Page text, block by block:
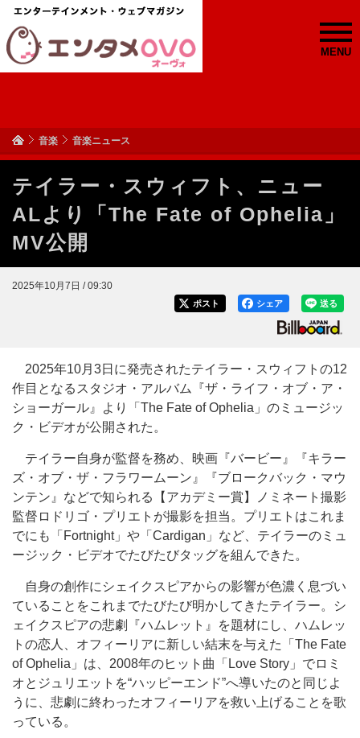
MENU
音楽 音楽ニュース
テイラー・スウィフト、ニュー
ALより「The Fate of Ophelia」
MV公開
2025年10月7日 / 09:30
送る
シェア
ポスト
2025年10月3日に発売されたテイラー・スウィフトの12
作目となるスタジオ・アルバム『ザ・ライフ・オブ・ア・
ショーガール』より「The Fate of Ophelia」のミュージッ
ク・ビデオが公開された。
テイラー自身が監督を務め、映画『バービー』『キラー
ズ・オブ・ザ・フラワームーン』『ブロークバック・マウ
ンテン』などで知られる【アカデミー賞】ノミネート撮影
監督ロドリゴ・プリエトが撮影を担当。プリエトはこれま
でにも「Fortnight」や「Cardigan」など、テイラーのミュ
ージック・ビデオでたびたびタッグを組んできた。
自身の創作にシェイクスピアからの影響が色濃く息づい
ていることをこれまでたびたび明かしてきたテイラー。シ
ェイクスピアの悲劇『ハムレット』を題材にし、ハムレッ
トの恋人、オフィーリアに新しい結末を与えた「The Fate
of Ophelia」は、2008年のヒット曲「Love Story」でロミ
オとジュリエットを“ハッピーエンド”へ導いたのと同じよ
うに、悲劇に終わったオフィーリアを救い上げることを歌
っている。